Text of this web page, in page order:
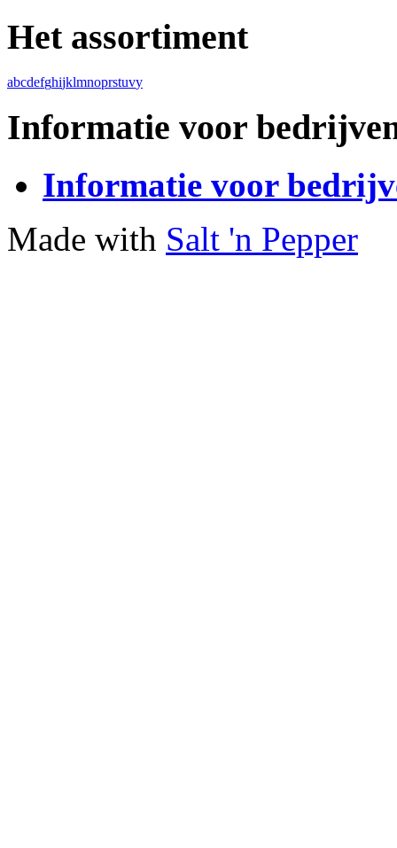
Het assortiment
abcdefghijklmnoprstuvy
Informatie voor
Informatie voor
Made with Salt 'n Pepper